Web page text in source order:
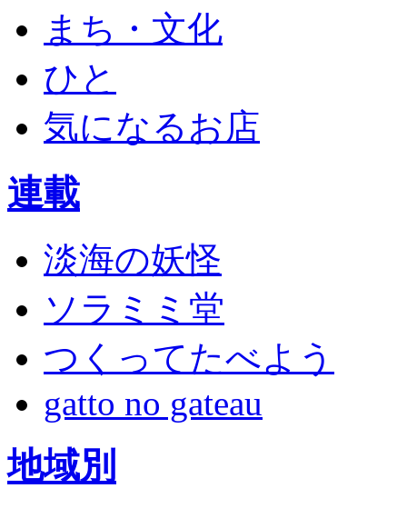
まち・文化
ひと
気になるお店
連載
淡海の妖怪
ソラミミ堂
つくってたべよう
gatto no gateau
地域別